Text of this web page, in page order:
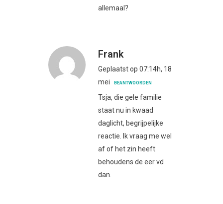
allemaal?
Frank
Geplaatst op 07:14h, 18
mei
BEANTWOORDEN
Tsja, die gele familie
staat nu in kwaad
daglicht, begrijpelijke
reactie. Ik vraag me wel
af of het zin heeft
behoudens de eer vd
dan.